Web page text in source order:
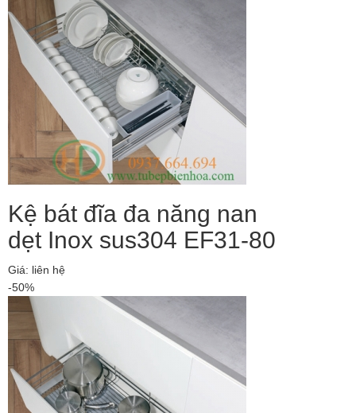
Kệ bát đĩa đa năng nan
dẹt Inox sus304 EF31-80
Giá: liên hệ
-50%